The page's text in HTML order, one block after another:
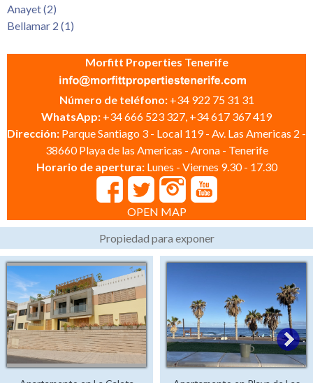
Anayet (2)
Bellamar 2 (1)
Morfitt Properties Tenerife
Número de teléfono: +34 922 75 31 31
WhatsApp: +34 666 523 327, +34 617 367 419
Dirección: Parque Santiago 3 - Local 119 - Av. Las Americas 2 -
38660 Playa de las Americas - Arona - Tenerife
Horario de apertura: Lunes - Viernes 9.30 - 17.30
OPEN MAP
Propiedad para exponer